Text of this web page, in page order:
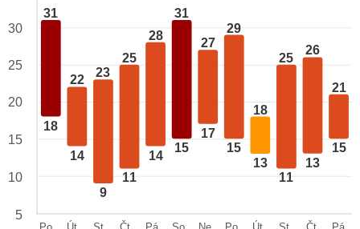
31
18
22
14
23
9
25
11
28
14
31
15
27
17
29
15
18
13
25
11
26
13
21
15
30
25
20
15
10
5